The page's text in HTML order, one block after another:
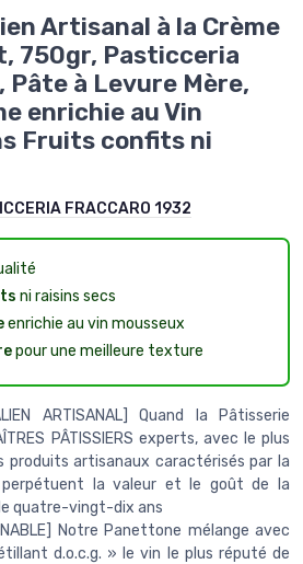
Artisanal à la Crème
750gr, Pasticceria
Pâte à Levure Mère,
enrichie au Vin
Fruits confits ni
FRACCARO 1932
ni raisins secs
enrichie au vin mousseux
pour une meilleure texture
ARTISANAL] Quand la Pâtisserie
PÂTISSIERS experts, avec le plus
produits artisanaux caractérisés par la
la valeur et le goût de la
quatre-vingt-dix ans
Notre Panettone mélange avec
d.o.c.g. » le vin le plus réputé de